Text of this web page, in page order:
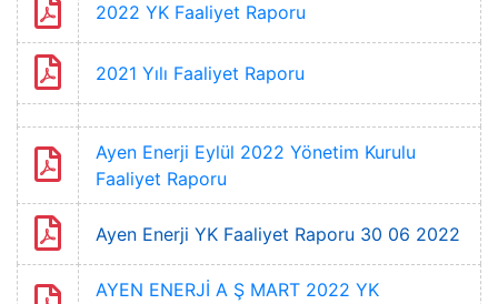
2022 YK Faaliyet Raporu
2021 Yılı Faaliyet Raporu
Ayen Enerji Eylül 2022 Yönetim Kurulu
Faaliyet Raporu
Ayen Enerji YK Faaliyet Raporu 30 06 2022
AYEN ENERJİ A Ş MART 2022 YK